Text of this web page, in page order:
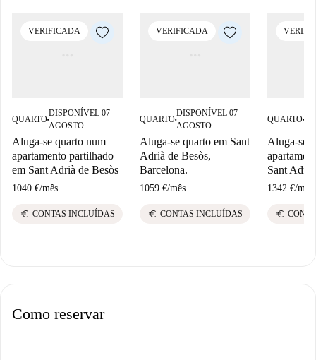
VERIFICADA
QUARTO■
DISPONÍVEL 07
AGOSTO
Aluga-se quarto num
apartamento partilhado
em Sant Adrià de Besòs
1040 €/mês
euro CONTAS INCLUÍDAS
VERIFICADA
QUARTO■
DISPONÍVEL 07
AGOSTO
Aluga-se quarto em Sant
Adrià de Besòs,
Barcelona.
1059 €/mês
euro CONTAS INCLUÍDAS
QUARTO■
Aluga-se
Sant
1342 €/mês
euro
Como reservar